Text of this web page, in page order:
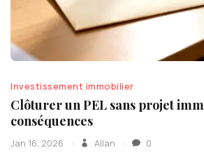
Investissement immobilier
Clôturer un PEL sans projet
conséquences
Jan 16, 2026 Allan 0